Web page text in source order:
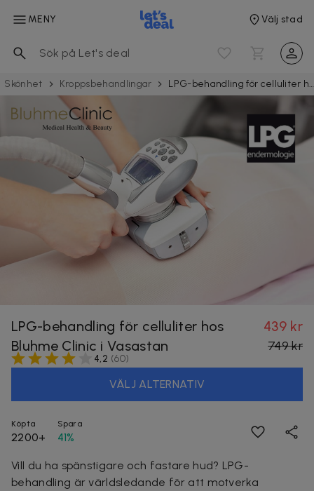
MENY Välj stad
Skönhet Kroppsbehandlingar LPG-behandling för celluliter hos Bluhme Clinic i Vasastan
LPG-behandling för celluliter hos
Bluhme Clinic i Vasastan
439 kr
749 kr
4,2 (60)
VÄLJ ALTERNATIV
Köpta
2200+
Spara
41%
Vill du ha spänstigare och fastare hud? LPG-
behandling är världsledande för att motverka